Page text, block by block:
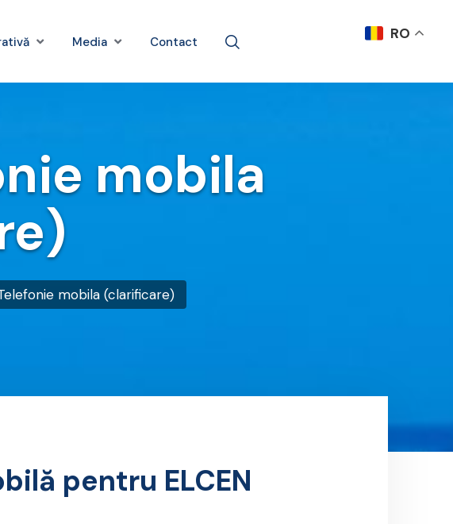
Media Contact
mobila
Telefonie mobila (clarificare)
pentru ELCEN
RO